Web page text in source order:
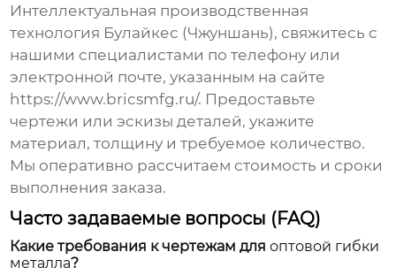
Интеллектуальная производственная
технология Булайкес (Чжуншань), свяжитесь с
нашими специалистами по телефону или
электронной почте, указанным на сайте
https://www.bricsmfg.ru/. Предоставьте
чертежи или эскизы деталей, укажите
материал, толщину и требуемое количество.
Мы оперативно рассчитаем стоимость и сроки
выполнения заказа.
Часто задаваемые вопросы (FAQ)
Какие требования к чертежам дляоптовой гибки
металла?